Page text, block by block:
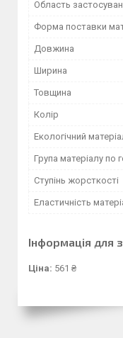
Область
Форма поставки
Довжина
Ширина
Товщина
Колір
Екологічний
Група матеріалу по
Ступінь жорсткості
Еластичність
Інформація для
Ціна: 561 ₴